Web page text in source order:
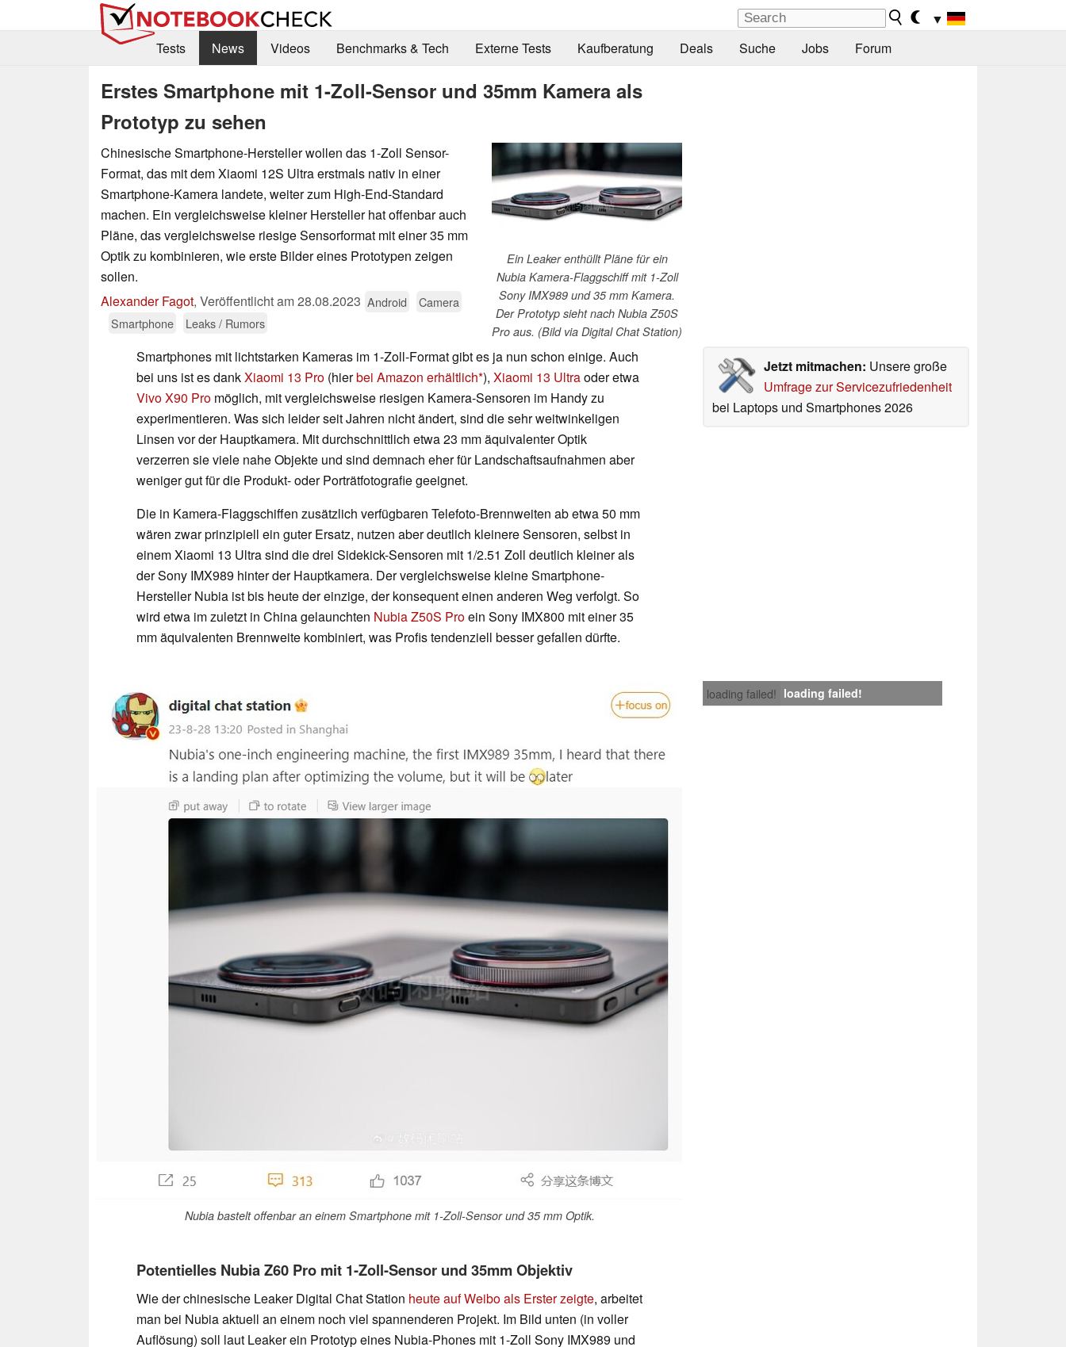
▼
Tests
News Videos Benchmarks & Tech Externe Tests Kaufberatung Deals Suche Jobs Forum
Erstes Smartphone mit 1-Zoll-Sensor und 35mm Kamera als
Prototyp zu sehen
Ein Leaker enthüllt Pläne für ein
Nubia Kamera-Flaggschiff mit 1-Zoll
Sony IMX989 und 35 mm Kamera.
Der Prototyp sieht nach Nubia Z50S
Pro aus. (Bild via Digital Chat Station)
Chinesische Smartphone-Hersteller wollen das 1-Zoll Sensor-
Format, das mit dem Xiaomi 12S Ultra erstmals nativ in einer
Smartphone-Kamera landete, weiter zum High-End-Standard
machen. Ein vergleichsweise kleiner Hersteller hat offenbar auch
Pläne, das vergleichsweise riesige Sensorformat mit einer 35 mm
Optik zu kombinieren, wie erste Bilder eines Prototypen zeigen
sollen.
Alexander Fagot, Veröffentlicht am28.08.2023 Android
Camera
Smartphone
Leaks / Rumors
Jetzt mitmachen: Unsere große
Umfrage zur Servicezufriedenheit
bei Laptops und Smartphones 2026
Smartphones mit lichtstarken Kameras im 1-Zoll-Format gibt es ja nun schon einige. Auch
bei uns ist es dankXiaomi 13 Pro (hierbei Amazon erhältlich ), Xiaomi 13 Ultraoder etwa
Vivo X90 Pro möglich, mit vergleichsweise riesigen Kamera-Sensoren im Handy zu
experimentieren. Was sich leider seit Jahren nicht ändert, sind die sehr weitwinkeligen
Linsen vor der Hauptkamera. Mit durchschnittlich etwa 23 mm äquivalenter Optik
verzerren sie viele nahe Objekte und sind demnach eher für Landschaftsaufnahmen aber
weniger gut für die Produkt- oder Porträtfotografie geeignet.
Die in Kamera-Flaggschiffen zusätzlich verfügbaren Telefoto-Brennweiten ab etwa 50 mm
wären zwar prinzipiell ein guter Ersatz, nutzen aber deutlich kleinere Sensoren, selbst in
einem Xiaomi 13 Ultra sind die drei Sidekick-Sensoren mit 1/2.51 Zoll deutlich kleiner als
der Sony IMX989 hinter der Hauptkamera. Der vergleichsweise kleine Smartphone-
Hersteller Nubia ist bis heute der einzige, der konsequent einen anderen Weg verfolgt. So
wird etwa im zuletzt in China gelaunchten Nubia Z50S Proein Sony IMX800 mit einer 35
mm äquivalenten Brennweite kombiniert, was Profis tendenziell besser gefallen dürfte.
loading failed! loading failed!
Nubia bastelt offenbar an einem Smartphone mit 1-Zoll-Sensor und 35 mm Optik.
Potentielles Nubia Z60 Pro mit 1-Zoll-Sensor und 35mm Objektiv
Wie der chinesische Leaker Digital Chat Station heute auf Weibo als Erster zeigte, arbeitet
man bei Nubia aktuell an einem noch viel spannenderen Projekt. Im Bild unten (in voller
Auflösung) soll laut Leaker ein Prototyp eines Nubia-Phones mit 1-Zoll Sony IMX989 und